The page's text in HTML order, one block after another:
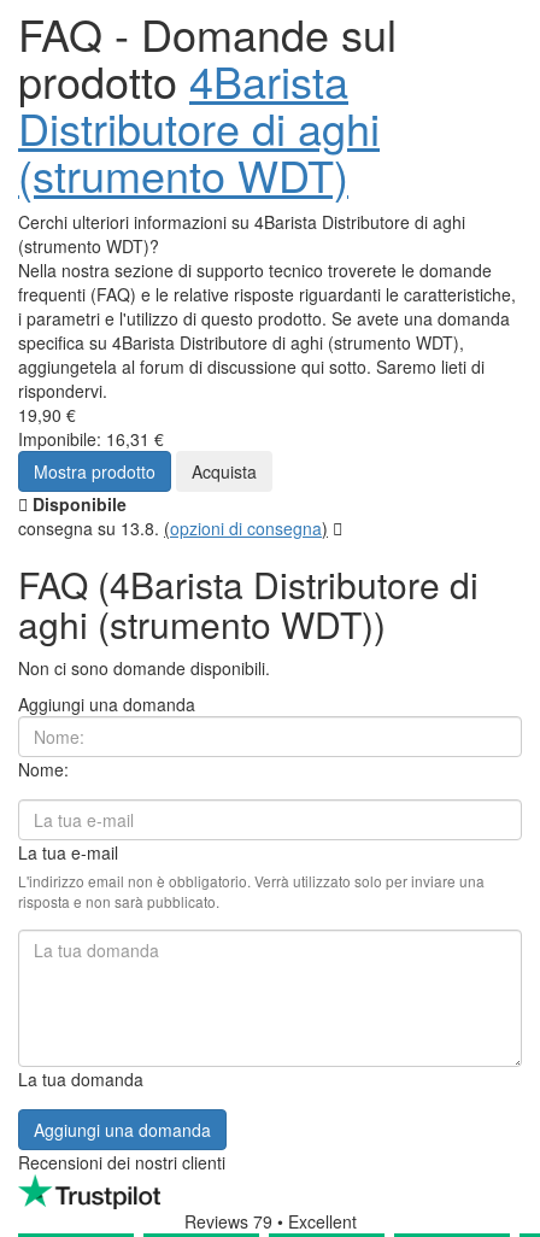
FAQ - Domande sul
prodotto 4Barista
Distributore di aghi
(strumento WDT)
Cerchi ulteriori informazioni su 4Barista Distributore di aghi
(strumento WDT)?
Nella nostra sezione di supporto tecnico troverete le domande
frequenti (FAQ) e le relative risposte riguardanti le caratteristiche,
i parametri e l'utilizzo di questo prodotto. Se avete una domanda
specifica su 4Barista Distributore di aghi (strumento WDT),
aggiungetela al forum di discussione qui sotto. Saremo lieti di
rispondervi.
19,90 €
Imponibile: 16,31 €
Mostra prodotto
Acquista
Disponibile
consegna su 13.8. (opzioni di consegna)
FAQ (4Barista Distributore di
aghi (strumento WDT))
Non ci sono domande disponibili.
Aggiungi una domanda
Nome:
La tua e-mail
L'indirizzo email non è obbligatorio. Verrà utilizzato solo per inviare una
risposta e non sarà pubblicato.
La tua domanda
Aggiungi una domanda
Recensioni dei nostri clienti
Reviews 79 • Excellent